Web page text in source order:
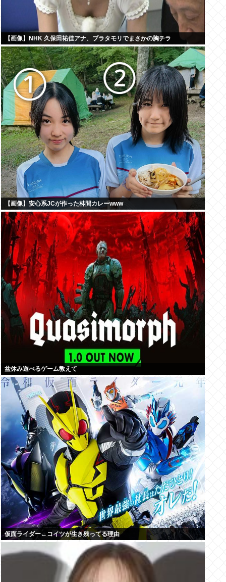
【画像】NHK 久保田祐佳アナ、ブラタモリでまさかの胸チラ
【画像】安心系JCが作った林間カレーwww
盆休み遊べるゲーム教えて
仮面ライダー←コイツが生き残ってる理由